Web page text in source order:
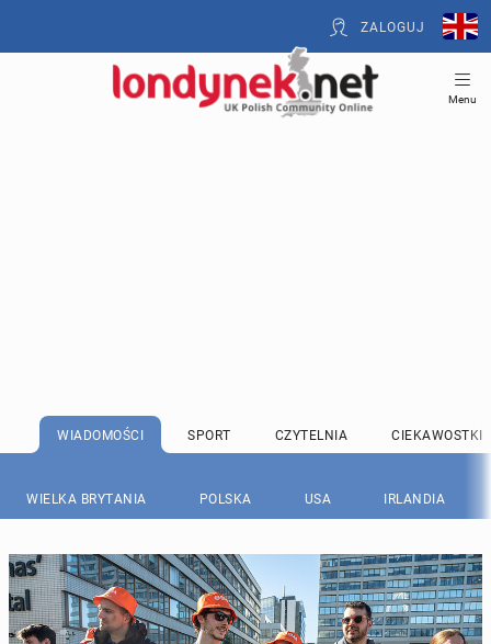
ZALOGUJ
Menu
WIADOMOŚCI SPORT CZYTELNIA CIEKAWOSTKI
WIELKA BRYTANIA POLSKA USA IRLANDIA